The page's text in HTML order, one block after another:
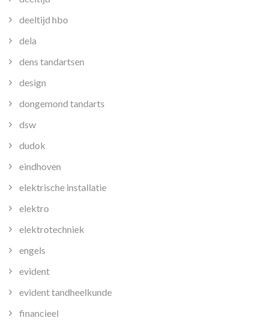
deeltijd hbo
dela
dens tandartsen
design
dongemond tandarts
dsw
dudok
eindhoven
elektrische installatie
elektro
elektrotechniek
engels
evident
evident tandheelkunde
financieel